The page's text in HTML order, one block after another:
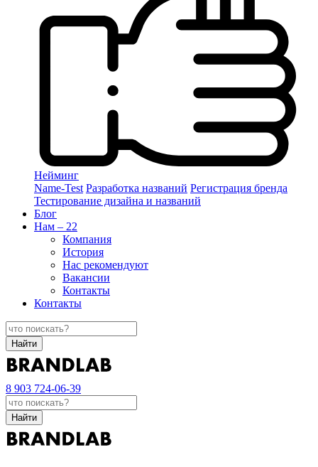
Нейминг
Name-Test Разработка названий Регистрация бренда
Тестирование дизайна и названий
Блог
Нам – 22
Компания
История
Нас рекомендуют
Вакансии
Контакты
Контакты
Найти
8 903 724-06-39
Найти